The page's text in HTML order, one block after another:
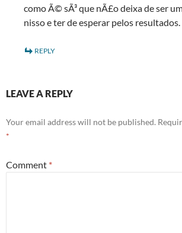
como Ã© sÃ³ que nÃ£o deixa de ser
nisso e ter de esperar pelos resultados.
REPLY
LEAVE A REPLY
Your email address will not be published.
*
Comment *